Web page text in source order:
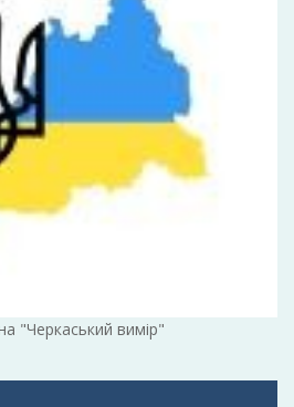
"Черкаський вимір"